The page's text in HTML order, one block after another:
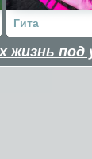
Гита
жизнь под